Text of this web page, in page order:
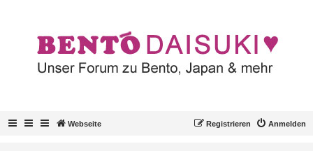
Webseite Anmelden
Registrieren